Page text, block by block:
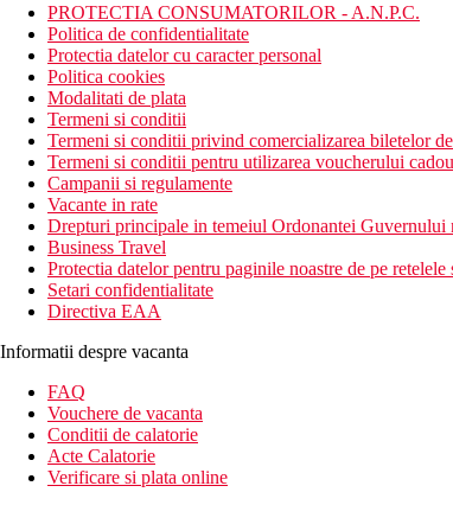
PROTECTIA CONSUMATORILOR - A.N.P.C.
Politica de confidentialitate
Protectia datelor cu caracter personal
Politica cookies
Modalitati de plata
Termeni si conditii
Termeni si conditii privind comercializarea biletelor
Termeni si conditii pentru utilizarea voucherului cadou
Campanii si regulamente
Vacante in rate
Drepturi principale in temeiul Ordonantei Guvernului
Business Travel
Protectia datelor pentru paginile noastre de pe retelele
Setari confidentialitate
Directiva EAA
Informatii despre vacanta
FAQ
Vouchere de vacanta
Conditii de calatorie
Acte Calatorie
Verificare si plata online